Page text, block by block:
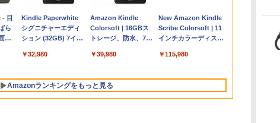
コ
Apple 2026
MacBook Air M5チ
ップ搭載13インチノ
Apple Intelligence、
Retinaディスプレ
イ、24GBユニファイ
ドメモリ、1TB
￥347,600
【Amazon.co.jp限
定】 HP ノートパソ
コン 15-fd 15.6イン
512GB SSD インテ
￥129,800
FMV ノートパソコン
WE1-K3 (MS 365
Personal/Copilotキー
型/Core i5/16GB/SSD
FMVWK3E15W_AZ
￥120,000
ド
限
テ
】
Microsoft Office
Home & Business
2024(最新 永続版)|オ
版|Windows11、
￥39,582
Robloxギフトカード
- 1000 Robux 【限定
バーチャルアイテム
ンゲームコード】 ロ
ンコード版
￥1,600
Microsoft Office
Home 2024(最新 永続
版)|オンラインコード
10/mac対応|PC2台
￥37,224
典:
き
言
ClaudeCode いちば
んやさしい 教科書:
非エンジニア 初心者
マニュアル AI副業に
もKindle出版にも！
非エンジニアのため
のAIコーディング入
￥99
FM TOWNS ハイパ
ー・カタログ: 本体
ハードウェア・市販
フェクトリストと最
￥1,600
1冊ですべて身につく
HTML & CSSとWebデ
ザイン入門講座［第2
￥2,326
目
ら
で
ン
ラ
告な
Kindle Paperwhite
シグニチャーエディ
ション (32GB) 7イン
るさ自動調整、色調
持続バッテリー、広
告なし、メタリック
ジェード
￥32,980
Amazon Kindle
Colorsoft | 16GBス
トレージ、防水、7イ
レイ、色調調節ライ
ッテリー、広告無
し、ブラック (2025
年発売)
￥39,980
New Amazon Kindle
Scribe Colorsoft | 11
インチカラーディスプ
ジ、ノート機能搭載、
調節ライト、プレミア
イト
￥115,980
Amazonランキングをもっと見る